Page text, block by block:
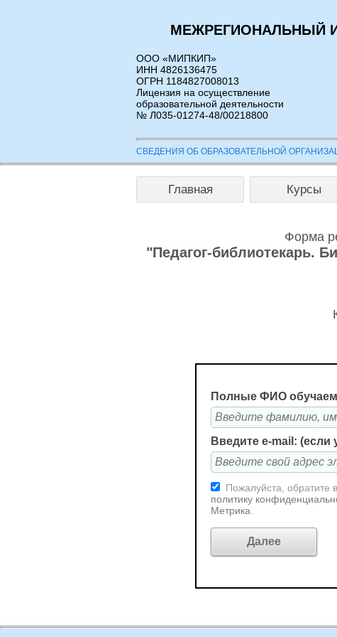
МЕЖРЕГИОНАЛЬНЫЙ
ООО «МИПКИП»
ИНН 4826136475
ОГРН 1184827008013
Лицензия на осуществление
образовательной деятельности
№ Л035-01274-48/00218800
СВЕДЕНИЯ ОБ ОБРАЗОВАТЕЛЬНОЙ
Главная Курсы
Форма
"Педагог-библиотекарь.
Полные ФИО
Введите e-mail: (если
Пожалуйста, обратите
политику
Метрика